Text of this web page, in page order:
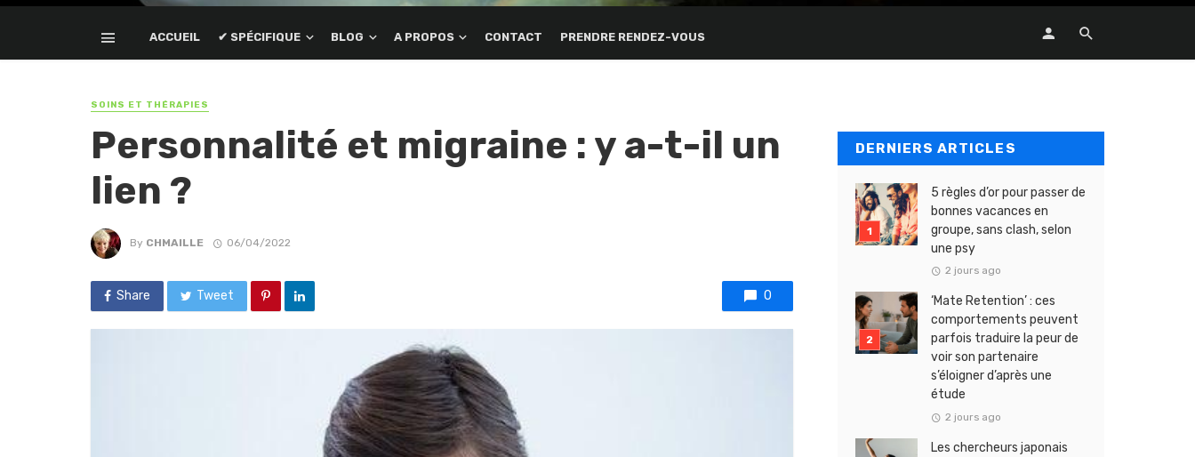
ACCUEIL ✔ SPÉCIFIQUE BLOG A PROPOS CONTACT PRENDRE RENDEZ-VOUS
SOINS ET THÉRAPIES
Personnalité et migraine : y a-t-il un
lien ?
By CHMAILLE 06/04/2022
Share Tweet 0
DERNIERS ARTICLES
5 règles d’or pour passer de
bonnes vacances en
groupe, sans clash, selon
une psy
2 jours ago
‘Mate Retention’ : ces
comportements peuvent
parfois traduire la peur de
voir son partenaire
s’éloigner d’après une
étude
2 jours ago
Les chercheurs japonais